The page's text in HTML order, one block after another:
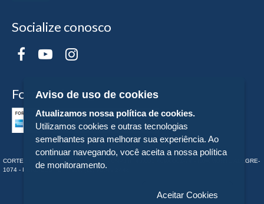
Socialize conosco
Formas de Pagamento
CORTEZ EDITORA E LIVRARIA LTDA - CNPJ n° 43.003.409/0001-74 - RUA MONTE ALEGRE-
1074 - PERDIZES - SP - Tel:. (11) 98549-2448
Aviso de uso de cookies
Atualizamos nossa política de cookies.
Utilizamos cookies e outras tecnologias
semelhantes para melhorar sua experiência. Ao
continuar navegando, você aceita a nossa política
de monitoramento.
Aceitar Cookies